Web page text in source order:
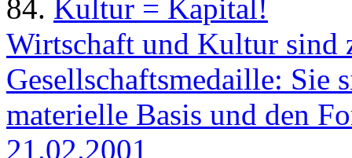
84. Kultur = Kapital!
Wirtschaft und Kultur sind
Gesellschaftsmedaille: Sie
materielle Basis und den
21.02.2001